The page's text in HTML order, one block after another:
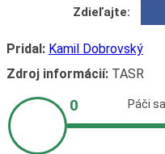
Zdieľajte:
Pridal: Kamil Dobrovský
Zdroj informácií:TASR